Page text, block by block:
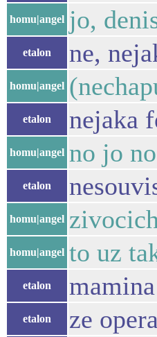
homu|angel jo,
etalon ne,
homu|angel
etalon nejaka
homu|angel no jo
etalon
homu|angel
homu|angel to uz
etalon
etalon ze